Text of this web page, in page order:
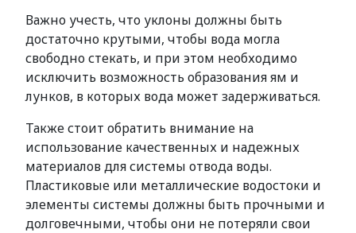
Важно учесть, что уклоны должны быть
достаточно крутыми, чтобы вода могла
свободно стекать, и при этом необходимо
исключить возможность образования ям и
лунков, в которых вода может задерживаться.
Также стоит обратить внимание на
использование качественных и надежных
материалов для системы отвода воды.
Пластиковые или металлические водостоки и
элементы системы должны быть прочными и
долговечными, чтобы они не потеряли свои